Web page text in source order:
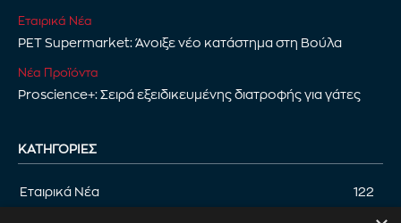
Εταιρικά Νέα
PET Supermarket: Άνοιξε νέο κατάστημα στη Βούλα
Νέα Προϊόντα
Proscience+: Σειρά εξειδικευμένης διατροφής για γάτες
ΚΑΤΗΓΟΡΊΕΣ
Εταιρικά Νέα 122